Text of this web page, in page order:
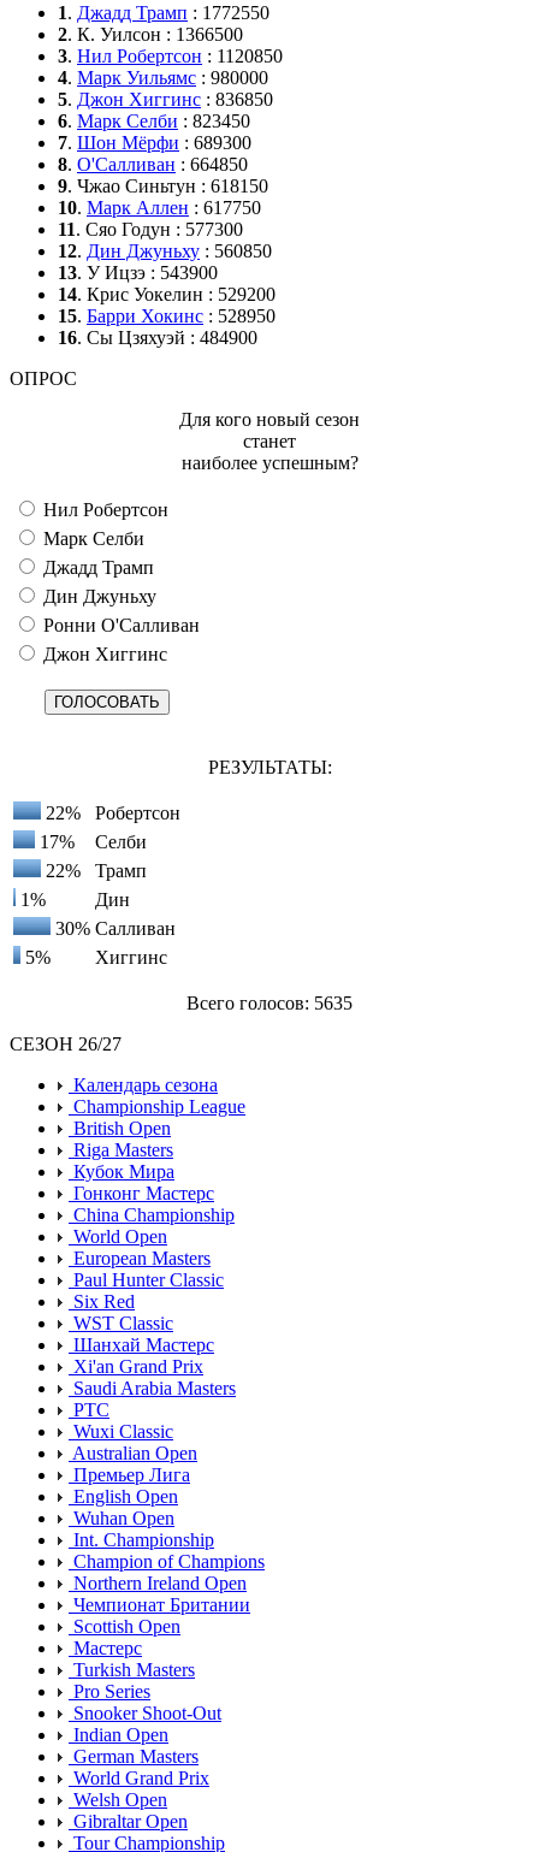
1. Джадд Трамп : 1772550
2. К. Уилсон : 1366500
3. Нил Робертсон : 1120850
4. Марк Уильямс : 980000
5. Джон Хиггинс : 836850
6. Марк Селби : 823450
7. Шон Мёрфи : 689300
8. О'Салливан : 664850
9. Чжао Синьтун : 618150
10. Марк Аллен : 617750
11. Сяо Годун : 577300
12. Дин Джуньху : 560850
13. У Ицзэ : 543900
14. Крис Уокелин : 529200
15. Барри Хокинс : 528950
16. Сы Цзяхуэй : 484900
ОПРОС
Для кого новый сезон
станет
наиболее успешным?
Нил Робертсон
Марк Селби
Джадд Трамп
Дин Джуньху
Ронни О'Салливан
Джон Хиггинс
РЕЗУЛЬТАТЫ:
22%
Робертсон
17%
Селби
22%
Трамп
1%
Дин
30% Салливан
5%
Хиггинс
Всего голосов: 5635
СЕЗОН 26/27
Календарь сезона
Championship League
British Open
Riga Masters
Кубок Мира
Гонконг Мастерс
China Championship
World Open
European Masters
Paul Hunter Classic
Six Red
WST Classic
Шанхай Мастерс
Xi'an Grand Prix
Saudi Arabia Masters
PTC
Wuxi Classic
Australian Open
Премьер Лига
English Open
Wuhan Open
Int. Championship
Champion of Champions
Northern Ireland Open
Чемпионат Британии
Scottish Open
Мастерс
Turkish Masters
Pro Series
Snooker Shoot-Out
Indian Open
German Masters
World Grand Prix
Welsh Open
Gibraltar Open
Tour Championship